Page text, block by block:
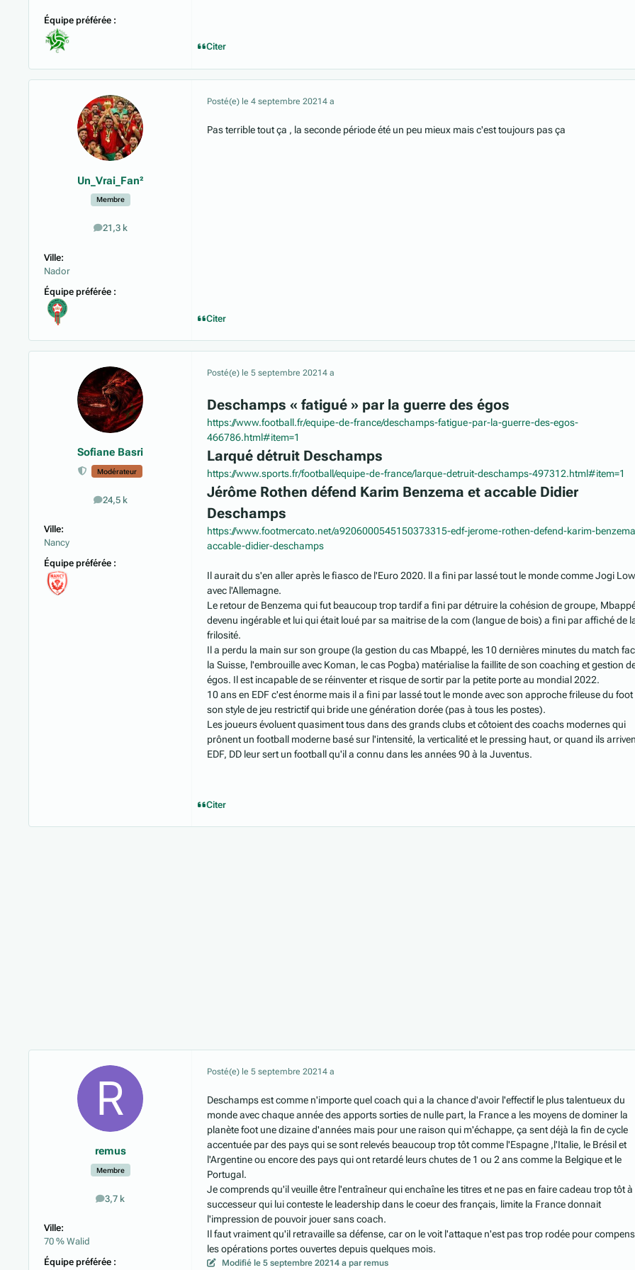
Équipe préférée :
Citer
Un_Vrai_Fan²
Membre
21,3 k
messages
Ville:
Nador
Équipe préférée :
Posté(e) le 4 septembre 20214 a
Pas terrible tout ça , la seconde période été un peu mieux mais c'est toujours pas ça
Citer
Sofiane Basri
Modérateur
24,5 k
messages
Ville:
Nancy
Équipe préférée :
Posté(e) le 5 septembre 2021 4 a
Deschamps « fatigué » par la guerre des égos
https://www.football.fr/equipe-de-france/deschamps-fatigue-par-la-guerre-des-egos-
466786.html#item=1
Larqué détruit Deschamps
https://www.sports.fr/football/equipe-de-france/larque-detruit-deschamps-497312.html#item=1
Jérôme Rothen défend Karim Benzema et accable Didier
Deschamps
https://www.footmercato.net/a9206000545150373315-edf-jerome-rothen-defend-karim-
accable-didier-deschamps
Il aurait du s'en aller après le fiasco de l'Euro 2020. ll a fini par lassé tout le monde comme Jogi Low
avec l'Allemagne.
Le retour de Benzema qui fut beaucoup trop tardif a fini par détruire la cohésion de groupe,
devenu ingérable et lui qui était loué par sa maitrise de la com (langue de bois) a fini par affiché de
frilosité.
Il a perdu la main sur son groupe (la gestion du cas Mbappé, les 10 dernières minutes du match
la Suisse, l'embrouille avec Koman, le cas Pogba) matérialise la faillite de son coaching et gestion
égos. Il est incapable de se réinventer et risque de sortir par la petite porte au mondial 2022.
10 ans en EDF c'est énorme mais il a fini par lassé tout le monde avec son approche frileuse du foot
son style de jeu restrictif qui bride une génération dorée (pas à tous les postes).
Les joueurs évoluent quasiment tous dans des grands clubs et côtoient des coachs modernes qui
prônent un football moderne basé sur l'intensité, la verticalité et le pressing haut, or quand ils
EDF, DD leur sert un football qu'il a connu dans les années 90 à la Juventus.
Citer
remus
Membre
3,7 k
messages
Ville:
70 % Walid
Équipe préférée :
Posté(e) le 5 septembre 2021 4 a
Deschamps est comme n'importe quel coach qui a la chance d'avoir l'effectif le plus talentueux du
monde avec chaque année des apports sorties de nulle part, la France a les moyens de dominer la
planète foot une dizaine d'années mais pour une raison qui m'échappe, ça sent déjà la fin de cycle
accentuée par des pays qui se sont relevés beaucoup trop tôt comme l'Espagne ,l'Italie, le Brésil et
l'Argentine ou encore des pays qui ont retardé leurs chutes de 1 ou 2 ans comme la Belgique et le
Portugal.
Je comprends qu'il veuille être l'entraîneur qui enchaîne les titres et ne pas en faire cadeau trop tôt à
successeur qui lui conteste le leadership dans le coeur des français, limite la France donnait
l'impression de pouvoir jouer sans coach.
Il faut vraiment qu'il retravaille sa défense, car on le voit l'attaque n'est pas trop rodée pour
les opérations portes ouvertes depuis quelques mois.
Modifié le 5 septembre 20214 a par remus